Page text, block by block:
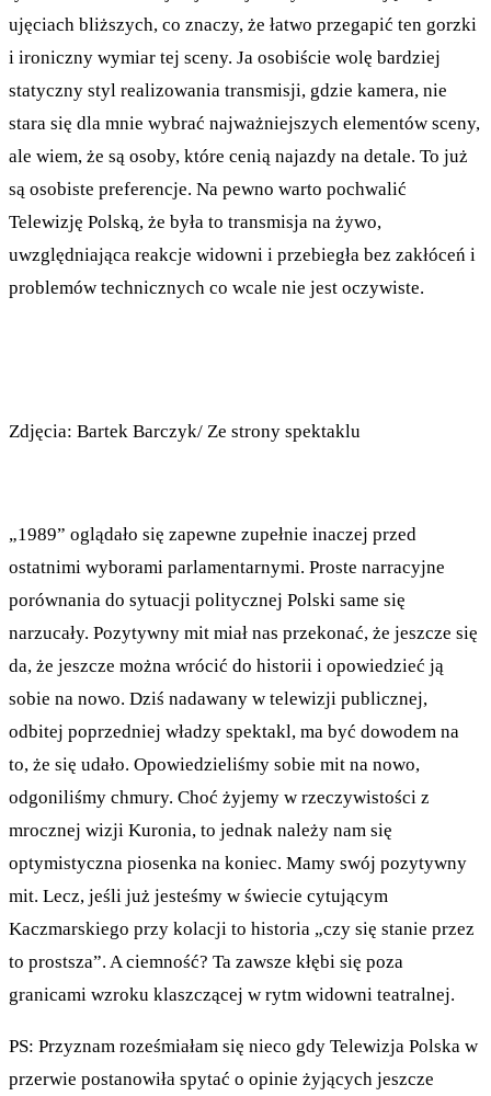
ujęciach bliższych, co znaczy, że łatwo przegapić ten gorzki
i ironiczny wymiar tej sceny. Ja osobiście wolę bardziej
statyczny styl realizowania transmisji, gdzie kamera, nie
stara się dla mnie wybrać najważniejszych elementów sceny,
ale wiem, że są osoby, które cenią najazdy na detale. To już
są osobiste preferencje. Na pewno warto pochwalić
Telewizję Polską, że była to transmisja na żywo,
uwzględniająca reakcje widowni i przebiegła bez zakłóceń i
problemów technicznych co wcale nie jest oczywiste.
Zdjęcia: Bartek Barczyk/ Ze strony spektaklu
„1989” oglądało się zapewne zupełnie inaczej przed
ostatnimi wyborami parlamentarnymi. Proste narracyjne
porównania do sytuacji politycznej Polski same się
narzucały. Pozytywny mit miał nas przekonać, że jeszcze się
da, że jeszcze można wrócić do historii i opowiedzieć ją
sobie na nowo. Dziś nadawany w telewizji publicznej,
odbitej poprzedniej władzy spektakl, ma być dowodem na
to, że się udało. Opowiedzieliśmy sobie mit na nowo,
odgoniliśmy chmury. Choć żyjemy w rzeczywistości z
mrocznej wizji Kuronia, to jednak należy nam się
optymistyczna piosenka na koniec. Mamy swój pozytywny
mit. Lecz, jeśli już jesteśmy w świecie cytującym
Kaczmarskiego przy kolacji to historia „czy się stanie przez
to prostsza”. A ciemność? Ta zawsze kłębi się poza
granicami wzroku klaszczącej w rytm widowni teatralnej.
PS: Przyznam roześmiałam się nieco gdy Telewizja Polska w
przerwie postanowiła spytać o opinie żyjących jeszcze